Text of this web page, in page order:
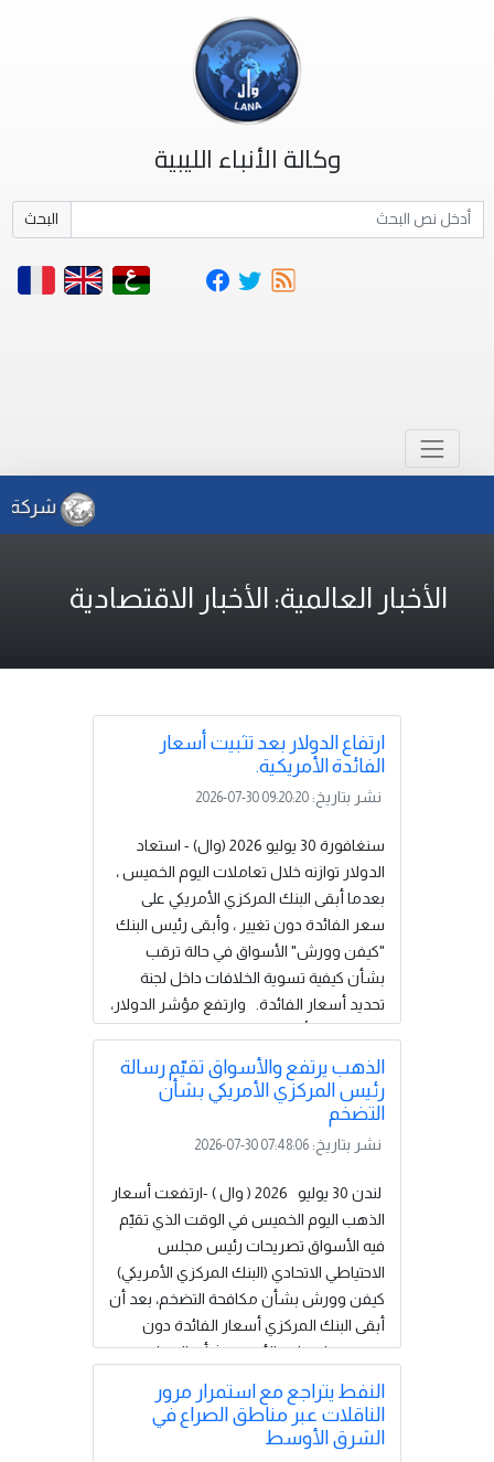
وكالة الأنباء الليبية
البحث
شركة
الأخبار العالمية: الأخبار الاقتصادية
ارتفاع الدولار بعد تثبيت أسعار
الفائدة الأمريكية.
نشر بتاريخ:2026-07-30 09:20:20
سنغافورة 30 يوليو 2026 (وال) - استعاد
الدولار توازنه خلال تعاملات اليوم الخميس ،
بعدما أبقى البنك المركزي الأمريكي ‌على
سعر الفائدة دون تغيير ، وأبقى رئيس البنك
"كيفن وورش" الأسواق في حالة ‌ترقب
بشأن كيفية تسوية الخلافات داخل لجنة
تحديد أسعار الفائدة. وارتفع مؤشر الدولار،
ست عملات أخرى، 0.1 بالمئة إلى 100.93
نقطة. وفي أسواق العملات، تراجع الجنيه
دولار، قبيل قرار بنك إنجلترا بشأن سعر
المئة إلى 1.1453 دولار. في،...
إقرأ المزيد
الذهب يرتفع والأسواق تقيّم رسالة
رئيس المركزي الأمريكي بشأن
التضخم
نشر بتاريخ:2026-07-30 07:48:06
لندن 30 يوليو 2026 ( وال ) -ارتفعت أسعار
الذهب اليوم الخميس في الوقت الذي تقيّم
فيه الأسواق تصريحات رئيس ​مجلس
الاحتياطي الاتحادي (البنك المركزي الأمريكي)
كيفن ‌وورش بشأن مكافحة التضخم، بعد أن
أبقى البنك المركزي أسعار الفائدة دون
تغيير في اجتماعه الأحدث بشأن ​السياسة
الفورية 0.4 ​بالمئة إلى 4080.38 دولار
للأوقية (الأونصة) بحلول الساعة 0103
⁠بتوقيت جرينتش. وصعدت العقود الأمريكية
النفط يتراجع مع استمرار مرور
الناقلات عبر مناطق الصراع في
الشرق الأوسط